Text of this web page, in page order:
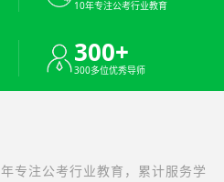
10年专注公考行业教育
300+
300多位优秀导师
专注公考行业教育，累计服务学